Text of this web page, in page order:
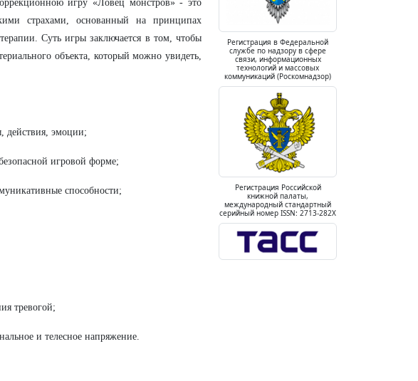
игру «Ловец монстров» - это
страхами, основанный на принципах
Суть игры заключается в том, чтобы
объекта, который можно увидеть,
действия, эмоции;
игровой форме;
способности;
тревогой;
и телесное напряжение.
Регистрация в Федеральной
службе по надзору в сфере
связи, информационных
технологий и массовых
коммуникаций (Роскомнадзор)
Регистрация Российской
книжной палаты,
международный стандартный
серийный номер ISSN: 2713-282X